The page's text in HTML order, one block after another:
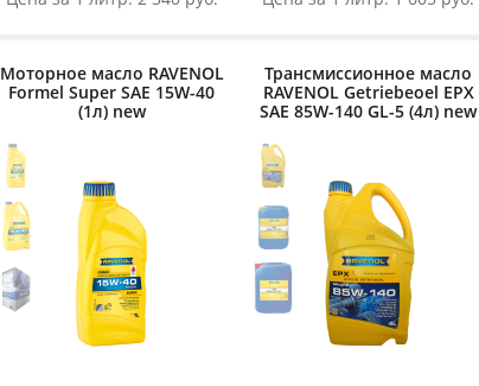
Моторное масло RAVENOL
Formel Super SAE 15W-40
(1л) new
Трансмиссионное масло
RAVENOL Getriebeoel EPX
SAE 85W-140 GL-5 (4л) new